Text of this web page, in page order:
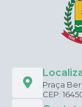
Praça
CEP: